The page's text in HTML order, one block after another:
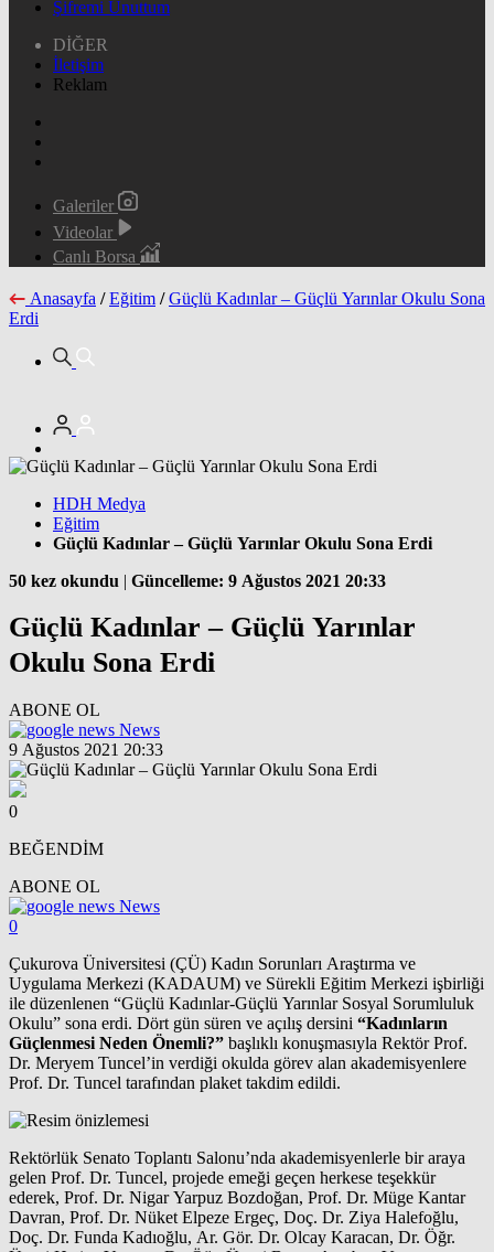
Şifremi Unuttum
DİĞER
İletişim
Reklam
Galeriler
Videolar
Canlı Borsa
Anasayfa / Eğitim / Güçlü Kadınlar – Güçlü Yarınlar Okulu Sona
Erdi
HDH Medya
Eğitim
Güçlü Kadınlar – Güçlü Yarınlar Okulu Sona Erdi
50 kez okundu | Güncelleme: 9 Ağustos 2021 20:33
Güçlü Kadınlar – Güçlü Yarınlar
Okulu Sona Erdi
ABONE OL
News
9 Ağustos 2021 20:33
0
BEĞENDİM
ABONE OL
News
0
Çukurova Üniversitesi (ÇÜ) Kadın Sorunları Araştırma ve
Uygulama Merkezi (KADAUM) ve Sürekli Eğitim Merkezi işbirliği
ile düzenlenen “Güçlü Kadınlar-Güçlü Yarınlar Sosyal Sorumluluk
Okulu” sona erdi. Dört gün süren ve açılış dersini “Kadınların
Güçlenmesi Neden Önemli?” başlıklı konuşmasıyla Rektör Prof.
Dr. Meryem Tuncel’in verdiği okulda görev alan akademisyenlere
Prof. Dr. Tuncel tarafından plaket takdim edildi.
Rektörlük Senato Toplantı Salonu’nda akademisyenlerle bir araya
gelen Prof. Dr. Tuncel, projede emeği geçen herkese teşekkür
ederek, Prof. Dr. Nigar Yarpuz Bozdoğan, Prof. Dr. Müge Kantar
Davran, Prof. Dr. Nüket Elpeze Ergeç, Doç. Dr. Ziya Halefoğlu,
Doç. Dr. Funda Kadıoğlu, Ar. Gör. Dr. Olcay Karacan, Dr. Öğr.